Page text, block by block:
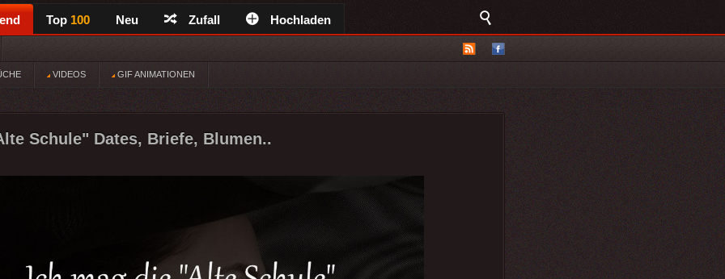
Top 100 Neu Zufall Hochladen
VIDEOS GIF ANIMATIONEN
Schule" Dates, Briefe, Blumen..